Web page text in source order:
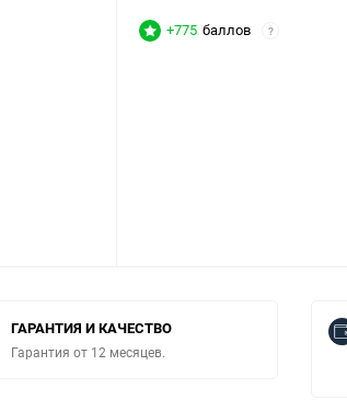
+775 баллов ?
ГАРАНТИЯ И КАЧЕСТВО
Гарантия от 12 месяцев.